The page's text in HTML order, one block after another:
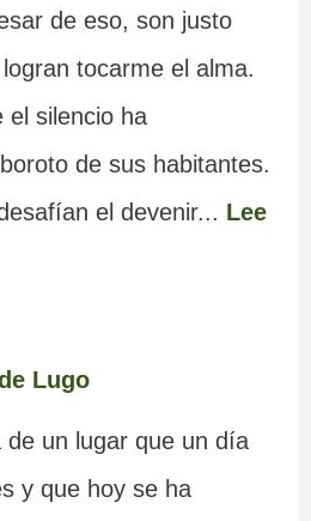
de eso, son justo
tocarme el alma.
el silencio ha
de sus habitantes.
el devenir... Lee
Lugo
de un lugar que un día
y que hoy se ha